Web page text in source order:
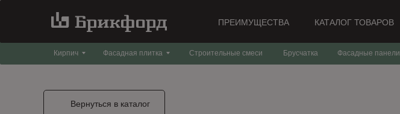
Фасадная плитка Брусчатка Фасадные панели
Строительные смеси
Кирпич
ПРЕИМУЩЕСТВА КАТАЛОГ ТОВАРОВ
Вернуться в каталог